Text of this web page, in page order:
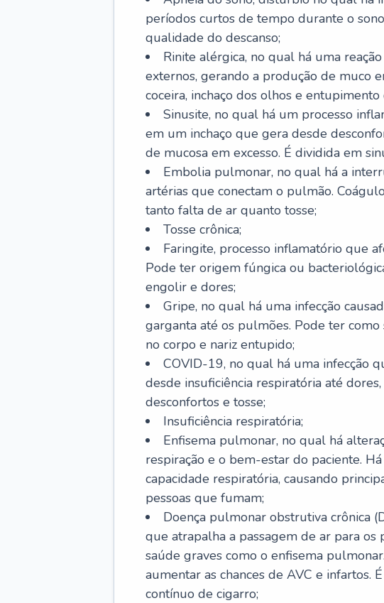
períodos curtos de tempo durante o
qualidade do descanso;
Rinite alérgica, no qual há uma
externos, gerando a produção de muco
coceira, inchaço dos olhos e entupimento
Sinusite, no qual há um processo
em um inchaço que gera desde
de mucosa em excesso. É dividida em
Embolia pulmonar, no qual há a
artérias que conectam o pulmão.
tanto falta de ar quanto tosse;
Tosse crônica;
Faringite, processo inflamatório que
Pode ter origem fúngica ou
engolir e dores;
Gripe, no qual há uma infecção
garganta até os pulmões. Pode ter
no corpo e nariz entupido;
COVID-19, no qual há uma infecção
desde insuficiência respiratória até
desconfortos e tosse;
Insuficiência respiratória;
Enfisema pulmonar, no qual há
respiração e o bem-estar do paciente.
capacidade respiratória, causando
pessoas que fumam;
Doença pulmonar obstrutiva crônica
que atrapalha a passagem de ar para
saúde graves como o enfisema
aumentar as chances de AVC e infartos.
contínuo de cigarro;